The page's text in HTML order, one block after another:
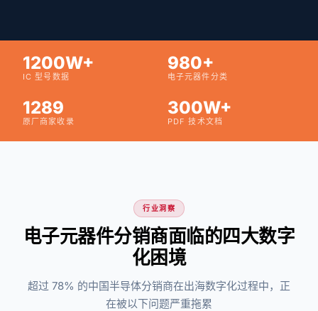
1200W+
IC 型号数据
980+
电子元器件分类
1289
原厂商家收录
300W+
PDF 技术文档
行业洞察
电子元器件分销商面临的四大数字
化困境
超过 78% 的中国半导体分销商在出海数字化过程中，正
在被以下问题严重拖累